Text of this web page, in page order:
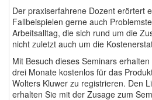
Der praxiserfahrene Dozent erörtert
Fallbeispielen gerne auch
Arbeitsalltag, die sich rund um die
nicht zuletzt auch um die
Mit Besuch dieses Seminars
drei Monate kostenlos für das
Wolters Kluwer zu registrieren. Den
erhalten Sie mit der Zusage zum